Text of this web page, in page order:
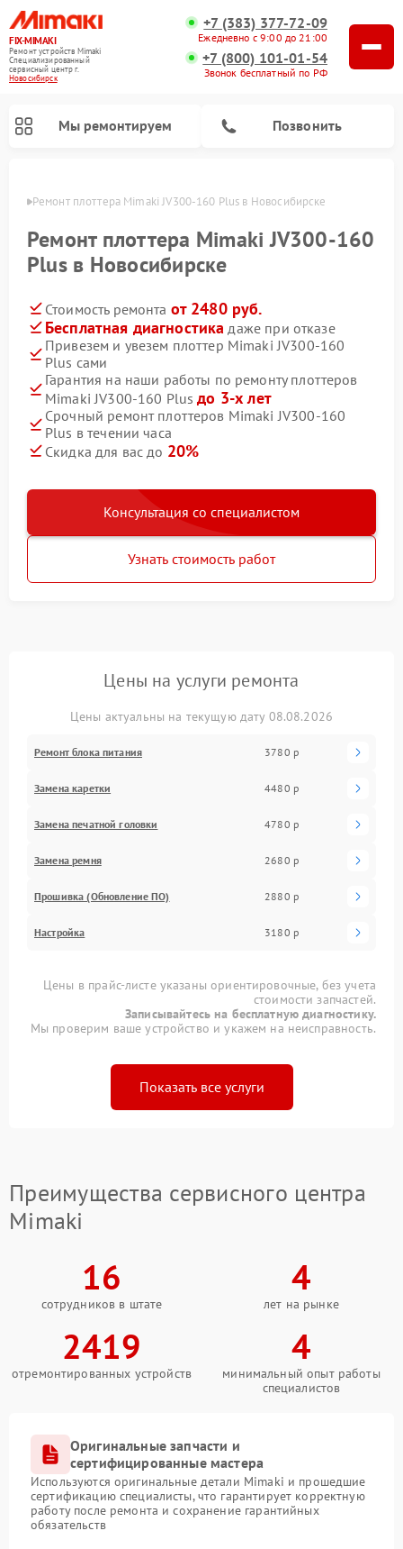
FIX-MIMAKI
Ремонт устройств Mimaki
Специализированный
cервисный центр г.
Новосибирск
+7 (383) 377-72-09
Ежедневно с 9:00 до 21:00
+7 (800) 101-01-54
Звонок бесплатный по РФ
Мы ремонтируем Позвонить
Ремонт плоттера Mimaki JV300-160 Plus в Новосибирске
Ремонт плоттера Mimaki JV300-160
Plus в Новосибирске
Стоимость ремонта от 2480 руб.
Бесплатная диагностика даже при отказе
Привезем и увезем плоттер Mimaki JV300-160
Plus сами
Гарантия на наши работы по ремонту плоттеров
Mimaki JV300-160 Plusдо 3-х лет
Срочный ремонт плоттеров Mimaki JV300-160
Plus в течении часа
Скидка для вас до 20%
Консультация со специалистом
Узнать стоимость работ
Цены на услуги ремонта
Цены актуальны на текущую дату 08.08.2026
Ремонт блока питания 3780 р
Замена каретки 4480 р
Замена печатной головки 4780 р
Замена ремня 2680 р
Прошивка (Обновление ПО) 2880 р
Настройка 3180 р
Цены в прайс-листе указаны ориентировочные, без учета
стоимости запчастей.
Записывайтесь на бесплатную диагностику.
Мы проверим ваше устройство и укажем на неисправность.
Показать все услуги
Преимущества сервисного центра
Mimaki
16
сотрудников в штате
4
лет на рынке
2419
отремонтированных устройств
4
минимальный опыт работы
специалистов
Оригинальные запчасти и
сертифицированные мастера
Используются оригинальные детали Mimaki и прошедшие
сертификацию специалисты, что гарантирует корректную
работу после ремонта и сохранение гарантийных
обязательств